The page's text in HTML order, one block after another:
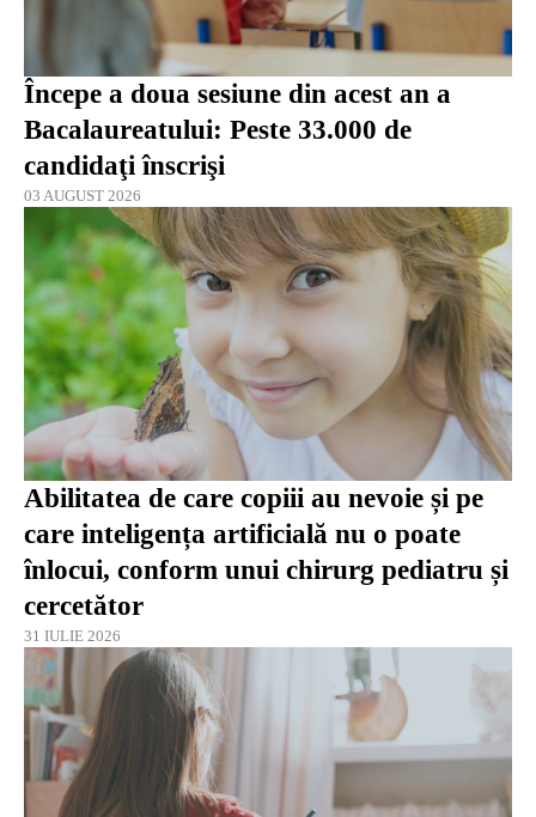
Începe a doua sesiune din acest an a
Bacalaureatului: Peste 33.000 de
candidaţi înscrişi
03 AUGUST 2026
Abilitatea de care copiii au nevoie și pe
care inteligența artificială nu o poate
înlocui, conform unui chirurg pediatru și
cercetător
31 IULIE 2026